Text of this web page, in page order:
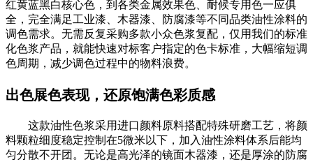
红黄蓝黑白核心色，到各类金属效果色、耐候专用色一应俱
全，完全满足工业漆、木器漆、防腐漆等不同品类油性涂料的
调色需求。无需反复采购多款小众色浆复配，仅用我们的标准
化色浆产品，就能快速对标客户指定的色卡标准，大幅缩短调
色周期，减少调色过程中的物料浪费。
出色展色表现，还原饱满色彩质感
这款油性色浆采用进口颜料原料搭配特殊研磨工艺，将颜
料颗粒细度稳定控制在5微米以下，加入油性涂料体系后能均
匀分散不开团。无论是高光泽的镜面木器漆，还是厚涂的防腐